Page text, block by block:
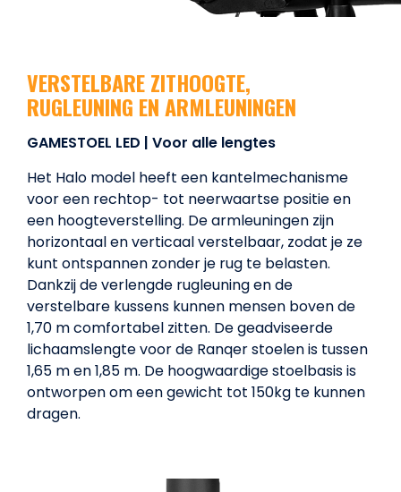
VERSTELBARE ZITHOOGTE,
RUGLEUNING EN ARMLEUNINGEN
GAMESTOEL LED | Voor alle lengtes
Het Halo model heeft een kantelmechanisme
voor een rechtop- tot neerwaartse positie en
een hoogteverstelling. De armleuningen zijn
horizontaal en verticaal verstelbaar, zodat je ze
kunt ontspannen zonder je rug te belasten.
Dankzij de verlengde rugleuning en de
verstelbare kussens kunnen mensen boven de
1,70 m comfortabel zitten. De geadviseerde
lichaamslengte voor de Ranqer stoelen is tussen
1,65 m en 1,85 m. De hoogwaardige stoelbasis is
ontworpen om een gewicht tot 150kg te kunnen
dragen.